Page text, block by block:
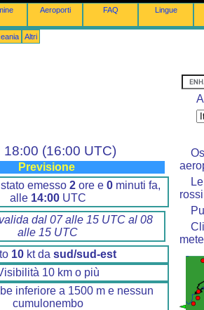
Aeroporti FAQ Lingue
Altri
18:00 (16:00 UTC)
Previsione
stato emesso 2 ore e 0 minuti fa,
alle 14:00UTC
dal 07 alle 15 UTC al 08
alle 15 UTC
10kt da sud/sud-est
10 km o più
inferiore a 1500 m e nessun
cumulonembo